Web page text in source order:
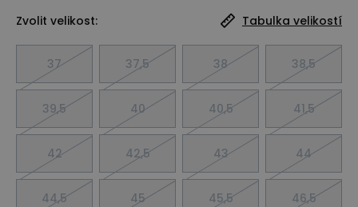
Zvolit velikost: Tabulka velikostí
37 37,5 38 38,5
39,5 40 40,5 41,5
42 42,5 43 44
44,5 45 45,5 46,5